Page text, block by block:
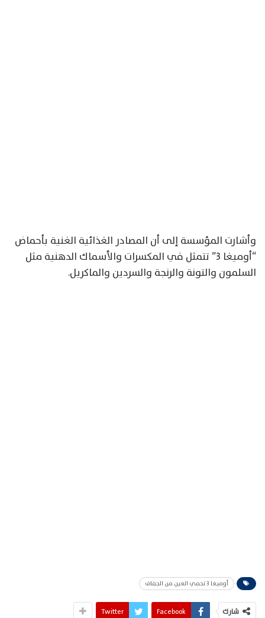
وأشارت المؤسسة إلى أن المصادر الغذائية الغنية بأحماض
“أوميغا 3” تتمثل في المكسرات والأسماك الدهنية مثل
السلمون والتونة والرنجة والسردين والماكريل.
أوميغا 3 تحمي العين من الجفاف
شارك Facebook
Twitter